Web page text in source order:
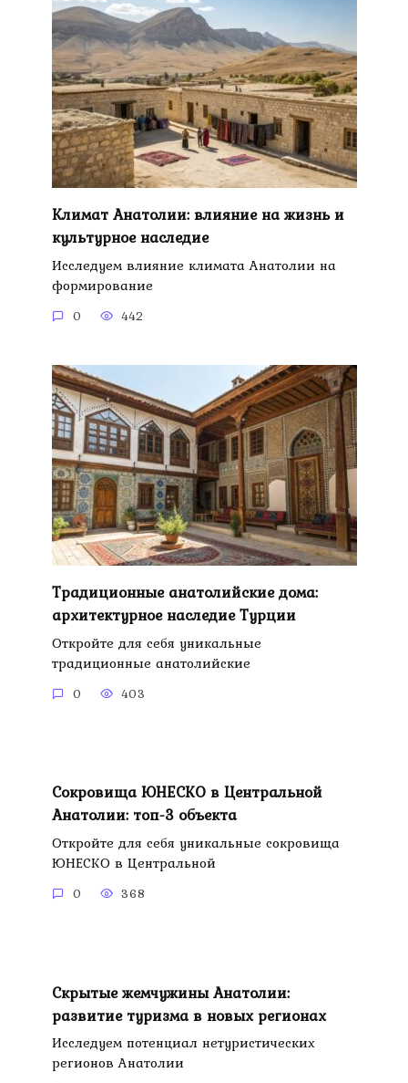
Климат Анатолии: влияние на жизнь и
культурное наследие
Исследуем влияние климата Анатолии на
формирование
0 442
Традиционные анатолийские дома:
архитектурное наследие Турции
Откройте для себя уникальные
традиционные анатолийские
0 403
Сокровища ЮНЕСКО в Центральной
Анатолии: топ-3 объекта
Откройте для себя уникальные сокровища
ЮНЕСКО в Центральной
0 368
Скрытые жемчужины Анатолии:
развитие туризма в новых регионах
Исследуем потенциал нетуристических
регионов Анатолии